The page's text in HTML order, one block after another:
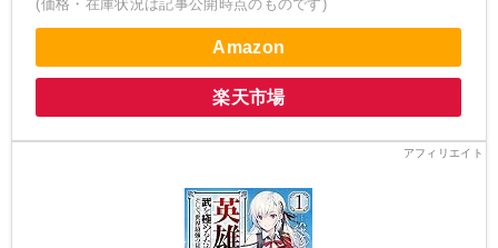
(価格・在庫状況は記事公開時点のものです)
Amazon
楽天市場